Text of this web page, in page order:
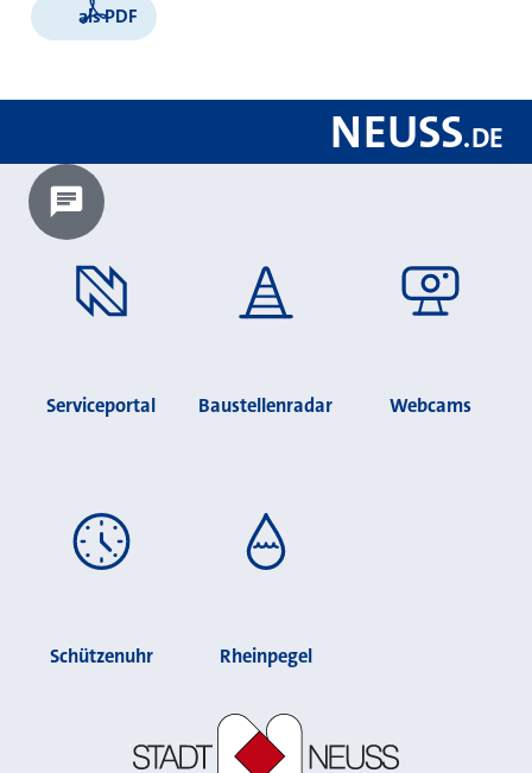
als PDF
NEUSS.DE
Chatbot laden?
Serviceportal Baustellenradar Webcams
Schützenuhr Rheinpegel